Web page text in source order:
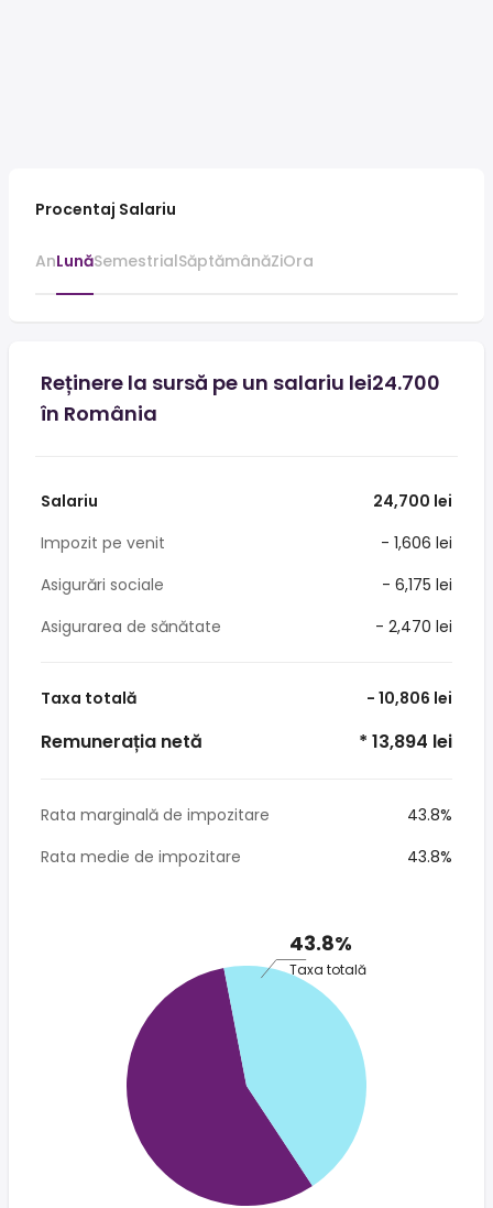
Procentaj Salariu
AnLunăSemestrialSăptămânăZiOra
Reținere la sursă pe un salariu lei24.700
în România
Salariu
24,700 lei
Impozit pe venit
- 1,606 lei
Asigurări sociale
- 6,175 lei
Asigurarea de sănătate
- 2,470 lei
Taxa totală - 10,806 lei
Remunerația netă * 13,894 lei
Rata marginală de impozitare
43.8%
Rata medie de impozitare
43.8%
43.8%
Taxa totală